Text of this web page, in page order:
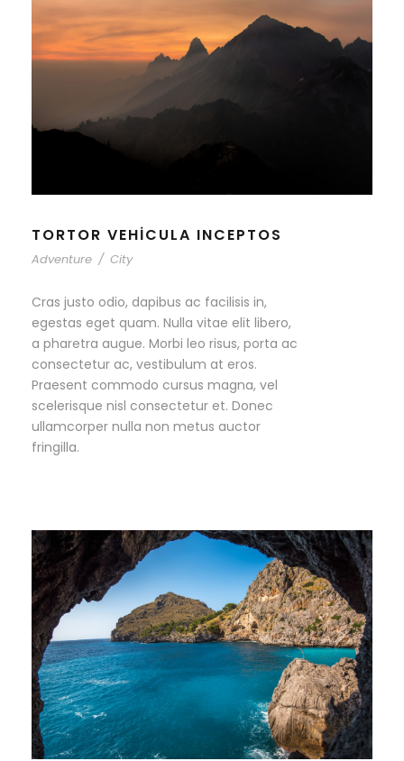
TORTOR VEHICULA INCEPTOS
Adventure / City
Cras justo odio, dapibus ac facilisis in,
egestas eget quam. Nulla vitae elit libero,
a pharetra augue. Morbi leo risus, porta ac
consectetur ac, vestibulum at eros.
Praesent commodo cursus magna, vel
scelerisque nisl consectetur et. Donec
ullamcorper nulla non metus auctor
fringilla.